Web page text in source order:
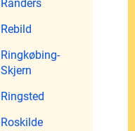
Randers
Rebild
Ringkøbing-
Skjern
Ringsted
Roskilde